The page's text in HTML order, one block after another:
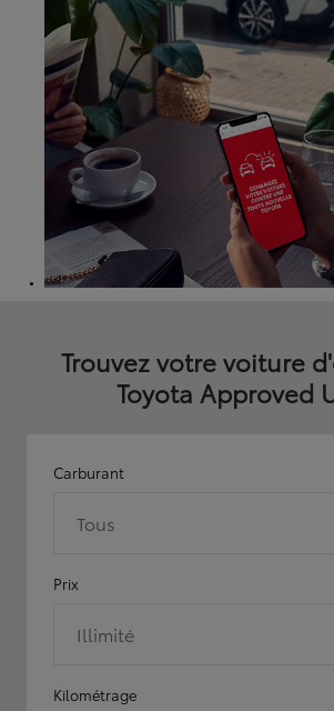
Trouvez votre voiture
Toyota Approved
Carburant
Tous
Prix
Illimité
Kilométrage